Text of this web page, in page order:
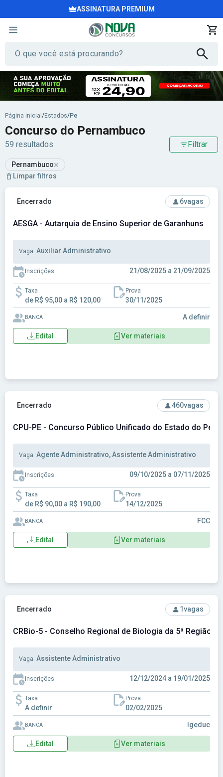
ASSINATURA PREMIUM
Página inicial /Estados/Pe
Concurso do Pernambuco
59 resultados Filtrar
Pernambuco×
Limpar filtros
Ver concurso: AESGA - Autarquia de Ensino Superior de
Encerrado 6vagas
AESGA - Autarquia de Ensino Superior de Garanhuns
Vaga: Auxiliar Administrativo
Inscrições: 21/08/2025 a 21/09/2025
Taxa
de R$ 95,00 a R$ 120,00
Prova
30/11/2025
BANCA A definir
Edital Ver materiais
Ver concurso: CPU-PE - Concurso Público Unificado do
Encerrado 460vagas
CPU-PE - Concurso Público Unificado do Estado do
Vaga: Agente Administrativo, Assistente Administrativo
Inscrições: 09/10/2025 a 07/11/2025
Taxa
de R$ 90,00 a R$ 190,00
Prova
14/12/2025
BANCA FCC
Edital Ver materiais
Ver concurso: CRBio-5 - Conselho Regional de Biologia da
Encerrado 1vagas
CRBio-5 - Conselho Regional de Biologia da 5ª Região
Vaga: Assistente Administrativo
Inscrições: 12/12/2024 a 19/01/2025
Taxa
A definir
Prova
02/02/2025
BANCA Igeduc
Edital Ver materiais